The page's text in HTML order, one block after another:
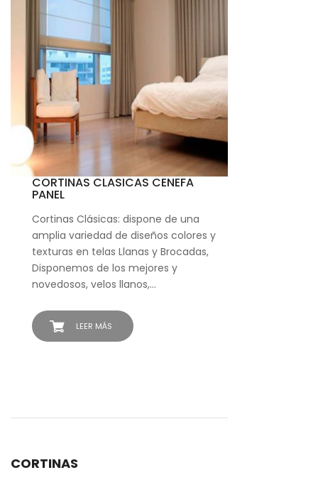
CORTINAS
LEER MÁS
CORTINAS CLASICAS CENEFA
PANEL
Cortinas Clásicas: dispone de una
amplia variedad de diseños colores y
texturas en telas Llanas y Brocadas,
Disponemos de los mejores y
novedosos, velos llanos,…